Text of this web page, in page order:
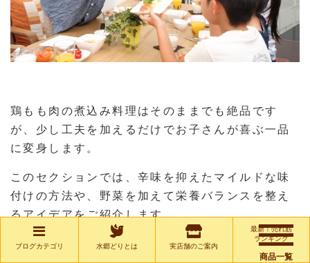
商品一覧
鶏もも肉の煮込み料理はそのままでも絶品です
が、少し工夫を加えるだけでお子さんが喜ぶ一品
に変身します。
このセクションでは、辛味を抑えたマイルドな味
付けの方法や、野菜を加えて栄養バランスを整え
るアイデアをご紹介します。
ブログカテゴリ 水郷どりとは 実店舗のご案内
最新！売れ筋
ランキング